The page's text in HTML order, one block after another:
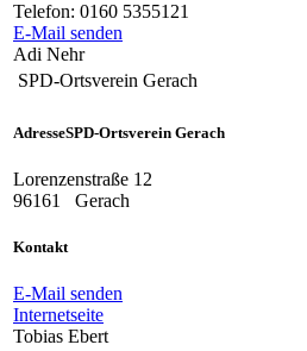
Telefon: 0160 5355121
E-Mail senden
Adi Nehr
SPD-Ortsverein Gerach
AdresseSPD-Ortsverein Gerach
Lorenzenstraße 12
96161
Gerach
Kontakt
E-Mail senden
Internetseite
Tobias Ebert